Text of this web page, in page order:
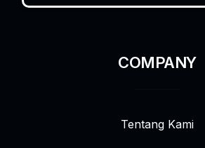
COMPANY
Tentang Kami